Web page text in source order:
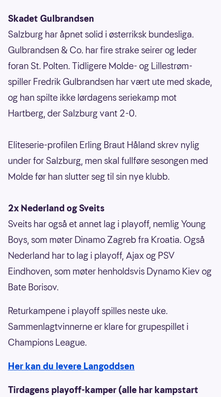
Skadet Gulbrandsen
Salzburg har åpnet solid i østerriksk bundesliga.
Gulbrandsen & Co. har fire strake seirer og leder
foran St. Polten. Tidligere Molde- og Lillestrøm-
spiller Fredrik Gulbrandsen har vært ute med skade,
og han spilte ikke lørdagens seriekamp mot
Hartberg, der Salzburg vant 2-0.
Eliteserie-profilen Erling Braut Håland skrev nylig
under for Salzburg, men skal fullføre sesongen med
Molde før han slutter seg til sin nye klubb.
2x Nederland og Sveits
Sveits har også et annet lag i playoff, nemlig Young
Boys, som møter Dinamo Zagreb fra Kroatia. Også
Nederland har to lag i playoff, Ajax og PSV
Eindhoven, som møter henholdsvis Dynamo Kiev og
Bate Borisov.
Returkampene i playoff spilles neste uke.
Sammenlagtvinnerne er klare for grupespillet i
Champions League.
Her kan du levere Langoddsen
Tirdagens playoff-kamper (alle har kampstart